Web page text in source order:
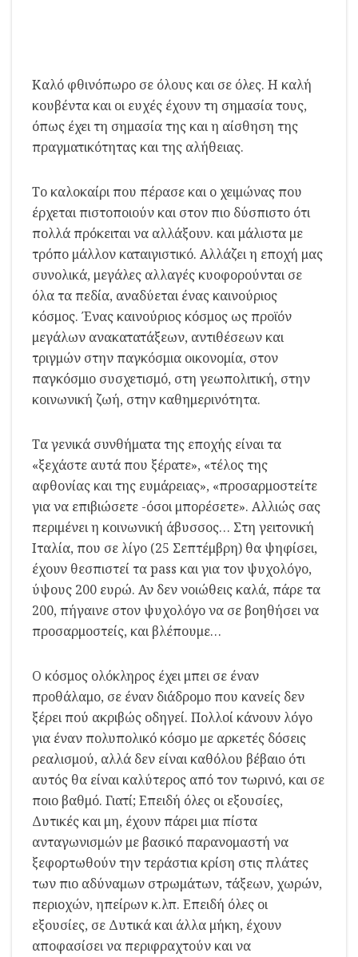
Καλό φθινόπωρο σε όλους και σε όλες. Η καλή
κουβέντα και οι ευχές έχουν τη σημασία τους,
όπως έχει τη σημασία της και η αίσθηση της
πραγματικότητας και της αλήθειας.
Το καλοκαίρι που πέρασε και ο χειμώνας που
έρχεται πιστοποιούν και στον πιο δύσπιστο ότι
πολλά πρόκειται να αλλάξουν. και μάλιστα με
τρόπο μάλλον καταιγιστικό. Αλλάζει η εποχή μας
συνολικά, μεγάλες αλλαγές κυοφορούνται σε
όλα τα πεδία, αναδύεται ένας καινούριος
κόσμος. Ένας καινούριος κόσμος ως προϊόν
μεγάλων ανακατατάξεων, αντιθέσεων και
τριγμών στην παγκόσμια οικονομία, στον
παγκόσμιο συσχετισμό, στη γεωπολιτική, στην
κοινωνική ζωή, στην καθημερινότητα.
Τα γενικά συνθήματα της εποχής είναι τα
«ξεχάστε αυτά που ξέρατε», «τέλος της
αφθονίας και της ευμάρειας», «προσαρμοστείτε
για να επιβιώσετε -όσοι μπορέσετε». Αλλιώς σας
περιμένει η κοινωνική άβυσσος… Στη γειτονική
Ιταλία, που σε λίγο (25 Σεπτέμβρη) θα ψηφίσει,
έχουν θεσπιστεί τα pass και για τον ψυχολόγο,
ύψους 200 ευρώ. Αν δεν νοιώθεις καλά, πάρε τα
200, πήγαινε στον ψυχολόγο να σε βοηθήσει να
προσαρμοστείς, και βλέπουμε…
Ο κόσμος ολόκληρος έχει μπει σε έναν
προθάλαμο, σε έναν διάδρομο που κανείς δεν
ξέρει πού ακριβώς οδηγεί. Πολλοί κάνουν λόγο
για έναν πολυπολικό κόσμο με αρκετές δόσεις
ρεαλισμού, αλλά δεν είναι καθόλου βέβαιο ότι
αυτός θα είναι καλύτερος από τον τωρινό, και σε
ποιο βαθμό. Γιατί; Επειδή όλες οι εξουσίες,
Δυτικές και μη, έχουν πάρει μια πίστα
ανταγωνισμών με βασικό παρανομαστή να
ξεφορτωθούν την τεράστια κρίση στις πλάτες
των πιο αδύναμων στρωμάτων, τάξεων, χωρών,
περιοχών, ηπείρων κ.λπ. Επειδή όλες οι
εξουσίες, σε Δυτικά και άλλα μήκη, έχουν
αποφασίσει να περιφραχτούν και να